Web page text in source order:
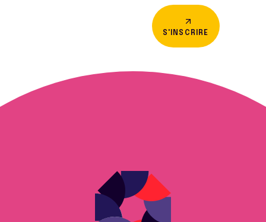
S'INSCRIRE